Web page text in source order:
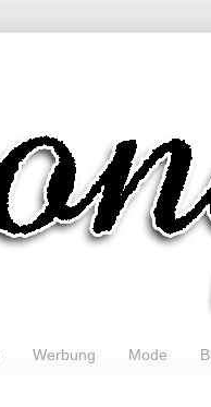
Werbung Mode